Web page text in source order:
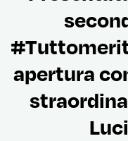
apertura